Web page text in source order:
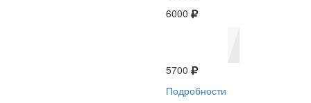
6000
5700
Подробности